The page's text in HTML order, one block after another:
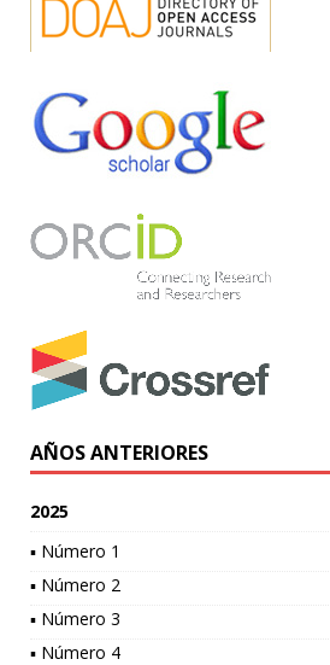
AÑOS ANTERIORES
2025
▪ Número 1
▪ Número 2
▪ Número 3
▪ Número 4